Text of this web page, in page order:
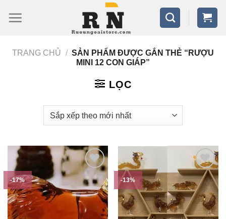
qua
dungTRANG CHỦ / SẢN PHẨM ĐƯỢC GẮN THẺ “RƯỢU
MINI 12 CON GIÁP”
LỌC
-17% -13%